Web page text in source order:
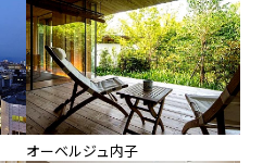
オーベルジュ内子